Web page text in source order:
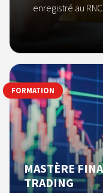
enregistré au
MASTÈRE
TRADING
FORMATION